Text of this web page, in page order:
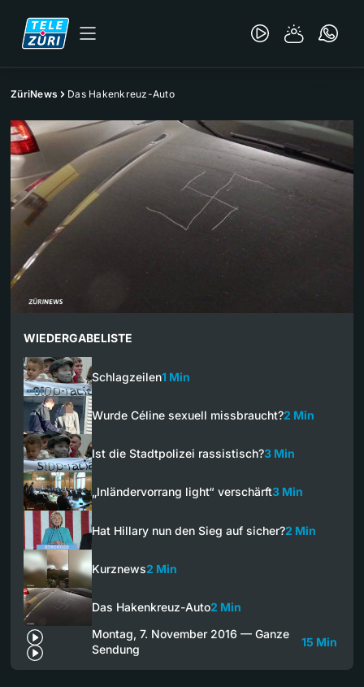
ZüriNews Das Hakenkreuz-Auto
WIEDERGABELISTE
Schlagzeilen1 Min
Wurde Céline sexuell missbraucht?2 Min
Ist die Stadtpolizei rassistisch?3 Min
„Inländervorrang light“ verschärft3 Min
Hat Hillary nun den Sieg auf sicher?2 Min
Kurznews2 Min
Das Hakenkreuz-Auto2 Min
Montag, 7. November 2016 — Ganze
Sendung
15 Min